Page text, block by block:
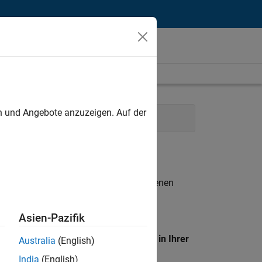
Legal
. Wenn Sie noch immer keine offenen
unseres
Standort, um alle Stellenangebote in Ihrer
Angebote anzuzeigen. Auf der
Asien-Pazifik
Australia (English)
India (English)